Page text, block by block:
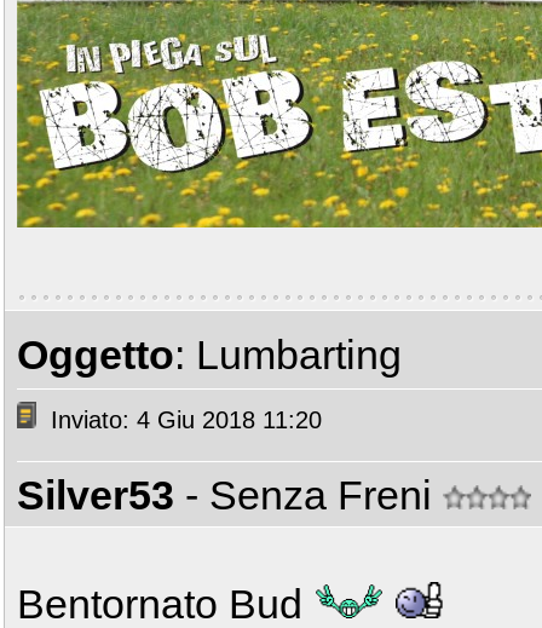
Oggetto: Lumbarting
Inviato: 4 Giu 2018 11:20
Silver53 - Senza Freni
Bentornato Bud